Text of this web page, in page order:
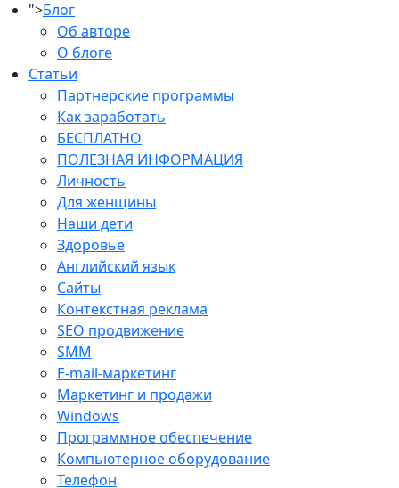
">Блог
Об авторе
О блоге
Статьи
Партнерские программы
Как заработать
БЕСПЛАТНО
ПОЛЕЗНАЯ ИНФОРМАЦИЯ
Личность
Для женщины
Наши дети
Здоровье
Английский язык
Сайты
Контекстная реклама
SEO продвижение
SMM
E-mail-маркетинг
Маркетинг и продажи
Windows
Программное обеспечение
Компьютерное оборудование
Телефон